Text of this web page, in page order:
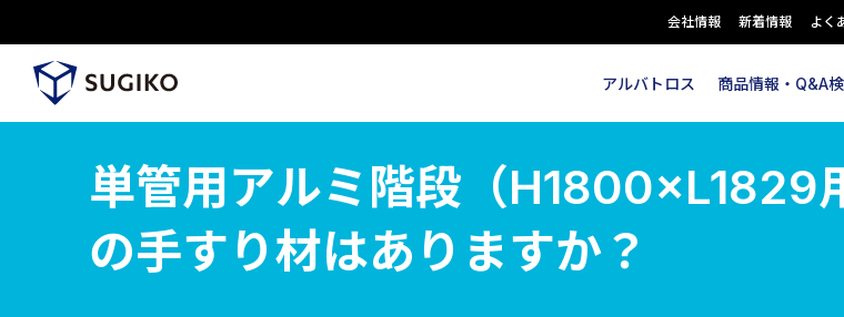
会社情報 新着情報 よく
アルバトロス 商品情報・Q&A
単管用アルミ階段（H1800×L1829
の手すり材はありますか？